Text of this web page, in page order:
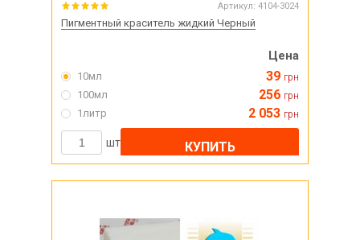
Артикул: 4104-3024
Пигментный краситель жидкий Черный
Цена
10мл 39 грн
100мл 256 грн
1литр 2 053 грн
шт КУПИТЬ